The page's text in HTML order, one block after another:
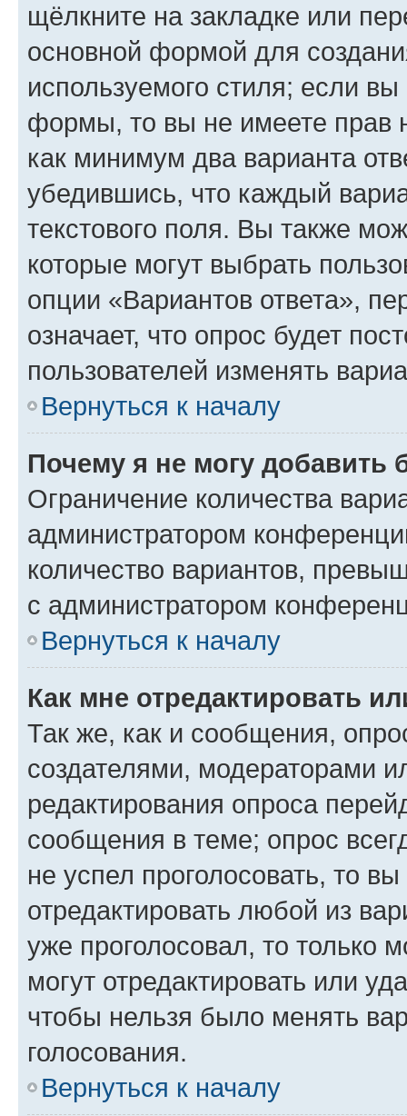
щёлкните на закладке или
основной формой для
используемого стиля; если
формы, то вы не имеете прав
как минимум два варианта
убедившись, что каждый
текстового поля. Вы также
которые могут выбрать
опции «Вариантов ответа»,
означает, что опрос будет
пользователей изменять
Вернуться к началу
Почему я не могу добавить
Ограничение количества
администратором
количество вариантов,
с администратором
Вернуться к началу
Как мне отредактировать
Так же, как и сообщения,
создателями, модераторами
редактирования опроса
сообщения в теме; опрос
не успел проголосовать, то
отредактировать любой из
уже проголосовал, то только
могут отредактировать или
чтобы нельзя было менять
голосования.
Вернуться к началу